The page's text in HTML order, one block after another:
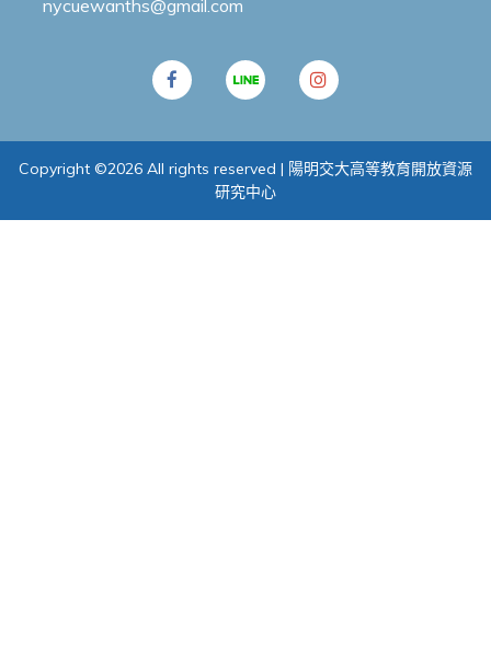
nycuewanths@gmail.com
Copyright ©2026 All rights reserved | 陽明交大高等教育開放資源
研究中心